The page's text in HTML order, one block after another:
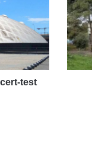
test
i
l
l
e
e
n